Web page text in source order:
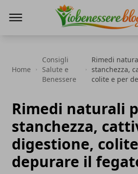
Home
Consigli
Salute e
Benessere
Rimedi
stanchezza,
colite e per
Rimedi naturali
stanchezza,
digestione,
depurare il